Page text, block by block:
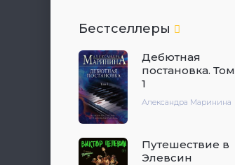
Бестселлеры
Дебютная
постановка. Том
1
Александра Маринина
Путешествие в
Элевсин